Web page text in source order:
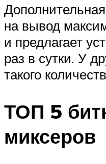
на вывод
и предлагает
раз в сутки. У
такого
ТОП 5
миксеров